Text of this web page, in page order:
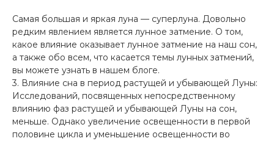
Самая большая и яркая луна — суперлуна. Довольно
редким явлением является лунное затмение. О том,
какое влияние оказывает лунное затмение на наш сон,
а также обо всем, что касается темы лунных затмений,
вы можете узнать в нашем блоге.
3. Влияние сна в период растущей и убывающей Луны:
Исследований, посвященных непосредственному
влиянию фаз растущей и убывающей Луны на сон,
меньше. Однако увеличение освещенности в первой
половине цикла и уменьшение освещенности во